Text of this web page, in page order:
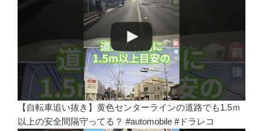
【自転車追い抜き】黄色センターラインの道路でも1.5ｍ
以上の安全間隔守ってる？ #automobile #ドラレコ